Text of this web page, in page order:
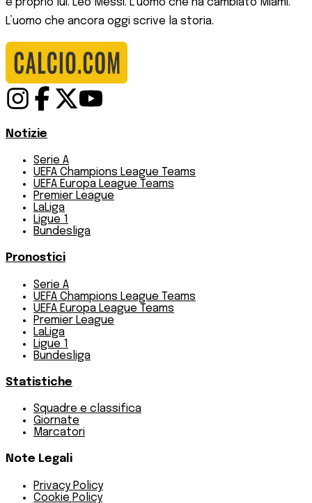
L’uomo che ancora oggi scrive la storia.
Notizie
Serie A
UEFA Champions League Teams
UEFA Europa League Teams
Premier League
LaLiga
Ligue 1
Bundesliga
Pronostici
Serie A
UEFA Champions League Teams
UEFA Europa League Teams
Premier League
LaLiga
Ligue 1
Bundesliga
Statistiche
Squadre e classifica
Giornate
Marcatori
Note Legali
Privacy Policy
Cookie Policy